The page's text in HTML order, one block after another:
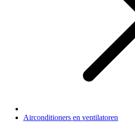
Airconditioners en ventilatoren